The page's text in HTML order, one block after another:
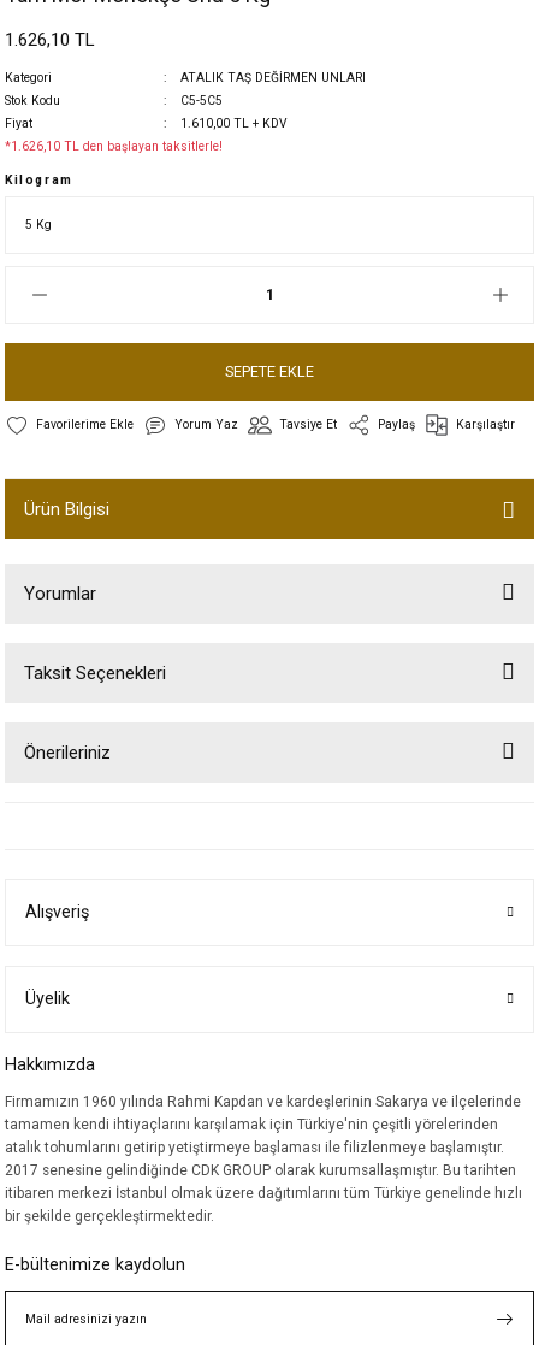
1.626,10 TL
Kategori
ATALIK TAŞ DEĞİRMEN UNLARI
Stok Kodu
C5-5C5
Fiyat
1.610,00 TL + KDV
*1.626,10 TL den başlayan taksitlerle!
Kilogram
SEPETE EKLE
Yorum Yaz Tavsiye Et Paylaş Karşılaştır
Ürün Bilgisi
Yorumlar
Taksit Seçenekleri
Önerileriniz
Ürün bilgilerinde hatalar bulunuyor.
Bu ürüne benzer farklı alternatifler olmalı.
Alışveriş
Üyelik
Hakkımızda
Firmamızın 1960 yılında Rahmi Kapdan ve kardeşlerinin Sakarya ve ilçelerinde
tamamen kendi ihtiyaçlarını karşılamak için Türkiye'nin çeşitli yörelerinden
atalık tohumlarını getirip yetiştirmeye başlaması ile filizlenmeye başlamıştır.
2017 senesine gelindiğinde CDK GROUP olarak kurumsallaşmıştır. Bu tarihten
itibaren merkezi İstanbul olmak üzere dağıtımlarını tüm Türkiye genelinde hızlı
bir şekilde gerçekleştirmektedir.
E-bültenimize kaydolun